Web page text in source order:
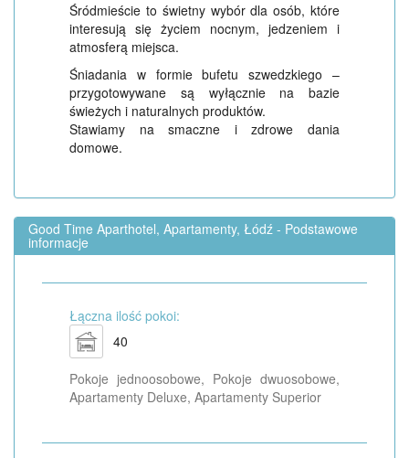
Śródmieście to świetny wybór dla osób, które
interesują się życiem nocnym, jedzeniem i
atmosferą miejsca.
Śniadania w formie bufetu szwedzkiego –
przygotowywane są wyłącznie na bazie
świeżych i naturalnych produktów.
Stawiamy na smaczne i zdrowe dania
domowe.
Good Time Aparthotel, Apartamenty, Łódź - Podstawowe
informacje
Łączna ilość pokoi:
40
Pokoje jednoosobowe, Pokoje dwuosobowe,
Apartamenty Deluxe, Apartamenty Superior